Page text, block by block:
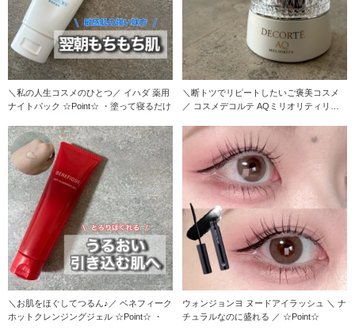
＼私の人生コスメのひとつ／ イハダ 薬用
ナイトパック ☆Point☆ ・塗って寝るだけ
＼断トツでリピートしたいご褒美コスメ
／ コスメデコルテ AQミリオリティリペ
＼お肌をほぐしてつるん♪／ ベネフィーク
ホットクレンジングジェル ☆Point☆ ・
ウォンジョンヨ ヌードアイラッシュ ＼ ナ
チュラルなのに盛れる ／ ☆Point☆